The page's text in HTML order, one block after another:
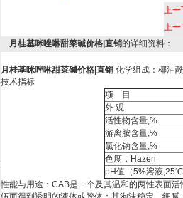
上一
上一
月桂基咪唑啉甜菜碱价格|直销的详细资料：
月桂基咪唑啉甜菜碱价格|直销 化学组成：椰油
技术指标
项 目
外 观
活性物含量,%
游离胺含量,%
氯化钠含量,%
色度，Hazen
pH值（5%溶液
性能与用途：CAB是一个及其温和的两性表面